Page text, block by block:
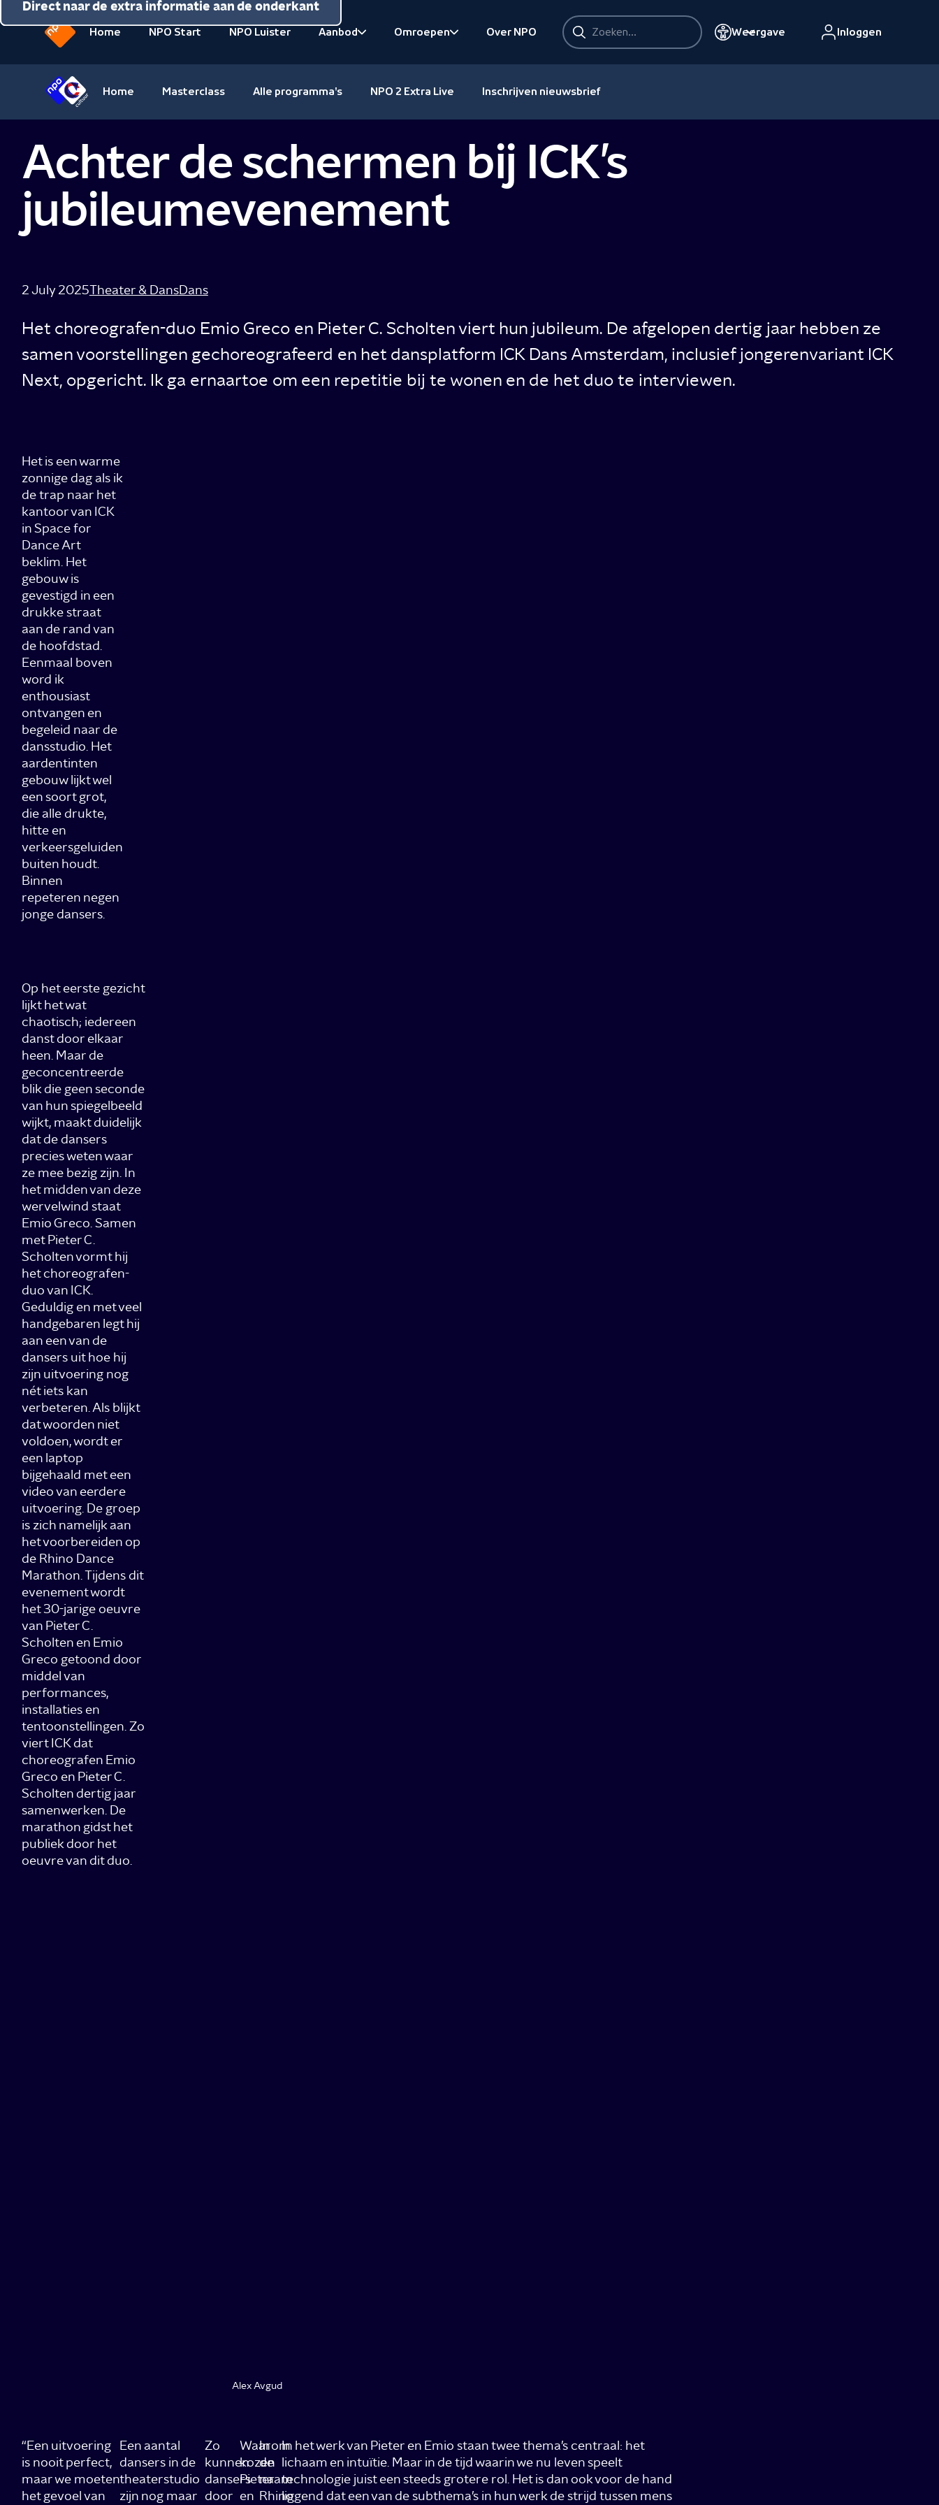
Direct naar de inhoud
Direct naar de hoofdnavigatie
Direct naar de extra informatie aan de onderkant
beginpagina
van
Home NPO Start NPO Luister
Aanbod
Omroepen
Over NPO
Zoeken
Zoeken
Weergave Inloggen
beginpagina
van
NPO
Cultuur
Home Masterclass Alle programma's NPO 2 Extra Live Inschrijven nieuwsbrief
Achter de schermen bij ICK’s
jubileumevenement
2 July 2025Theater & DansDans
Het choreografen-duo Emio Greco en Pieter C. Scholten viert hun jubileum. De afgelopen dertig jaar hebben ze
samen voorstellingen gechoreografeerd en het dansplatform ICK Dans Amsterdam, inclusief jongerenvariant ICK
Next, opgericht. Ik ga ernaartoe om een repetitie bij te wonen en de het duo te interviewen.
Het is een warme
zonnige dag als ik
de trap naar het
kantoor van ICK
in Space for
Dance Art
beklim. Het
gebouw is
gevestigd in een
drukke straat
aan de rand van
de hoofdstad.
Eenmaal boven
word ik
enthousiast
ontvangen en
begeleid naar de
dansstudio. Het
aardentinten
gebouw lijkt wel
een soort grot,
die alle drukte,
hitte en
verkeersgeluiden
buiten houdt.
Binnen
repeteren negen
jonge dansers.
Op het eerste gezicht
lijkt het wat
chaotisch; iedereen
danst door elkaar
heen. Maar de
geconcentreerde
blik die geen seconde
van hun spiegelbeeld
wijkt, maakt duidelijk
dat de dansers
precies weten waar
ze mee bezig zijn. In
het midden van deze
wervelwind staat
Emio Greco. Samen
met Pieter C.
Scholten vormt hij
het choreografen-
duo van ICK.
Geduldig en met veel
handgebaren legt hij
aan een van de
dansers uit hoe hij
zijn uitvoering nog
nét iets kan
verbeteren. Als blijkt
dat woorden niet
voldoen, wordt er
een laptop
bijgehaald met een
video van eerdere
uitvoering. De groep
is zich namelijk aan
het voorbereiden op
de Rhino Dance
Marathon. Tijdens dit
evenement wordt
het 30-jarige oeuvre
van Pieter C.
Scholten en Emio
Greco getoond door
middel van
performances,
installaties en
tentoonstellingen. Zo
viert ICK dat
choreografen Emio
Greco en Pieter C.
Scholten dertig jaar
samenwerken. De
marathon gidst het
publiek door het
oeuvre van dit duo.
Alex Avgud
“Een uitvoering
is nooit perfect,
maar we moeten
het gevoel van
Een aantal
dansers in de
theaterstudio
zijn nog maar
Zo
kunnen
dansers
door
Waarom
kozen
Pieter
en
In
de
naam
Rhino
In het werk van Pieter en Emio staan twee thema’s centraal: het
lichaam en intuïtie. Maar in de tijd waarin we nu leven speelt
technologie juist een steeds grotere rol. Het is dan ook voor de hand
liggend dat een van de subthema’s in hun werk de strijd tussen mens